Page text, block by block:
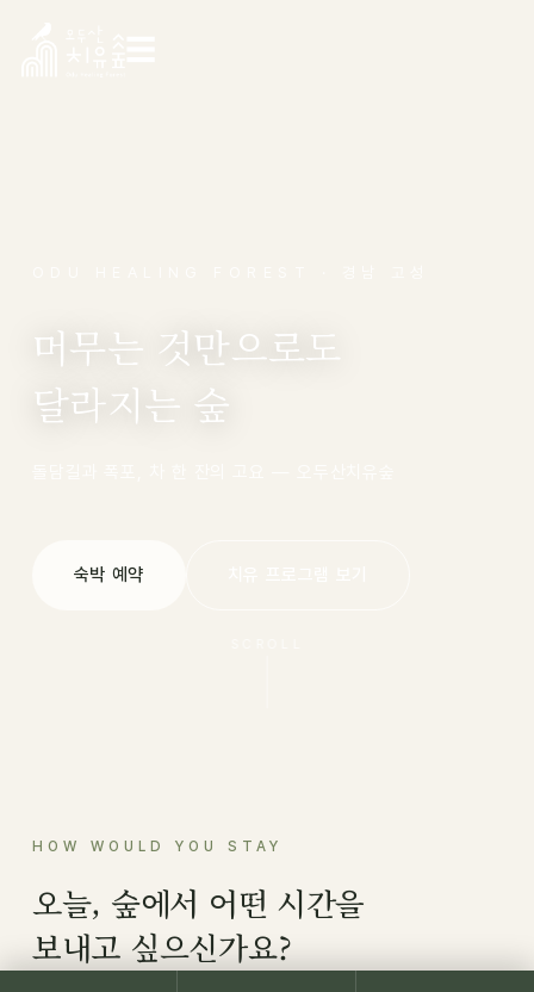
머무는 것만으로도
달라지는 숲
숙박 예약
HOW WOULD YOU STAY
오늘, 숲에서 어떤 시간을
보내고 싶으신가요?